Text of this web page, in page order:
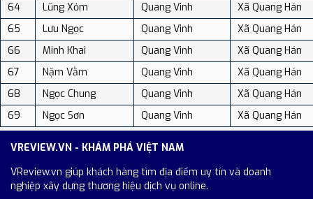
64
Lũng Xỏm Quang Vinh
Xã Quang Hán
65
Lưu Ngọc Quang Vinh
Xã Quang Hán
66
Minh Khai Quang Vinh
Xã Quang Hán
67
Nặm Vằm Quang Vinh
Xã Quang Hán
68
Ngọc Chung Quang Vinh
Xã Quang Hán
69
Ngọc Sơn Quang Vinh Xã Quang Hán
VREVIEW.VN - KHÁM PHÁ VIỆT NAM
VReview.vn giúp khách hàng tìm địa điểm uy tín và doanh
nghiệp xây dựng thương hiệu dịch vụ online.